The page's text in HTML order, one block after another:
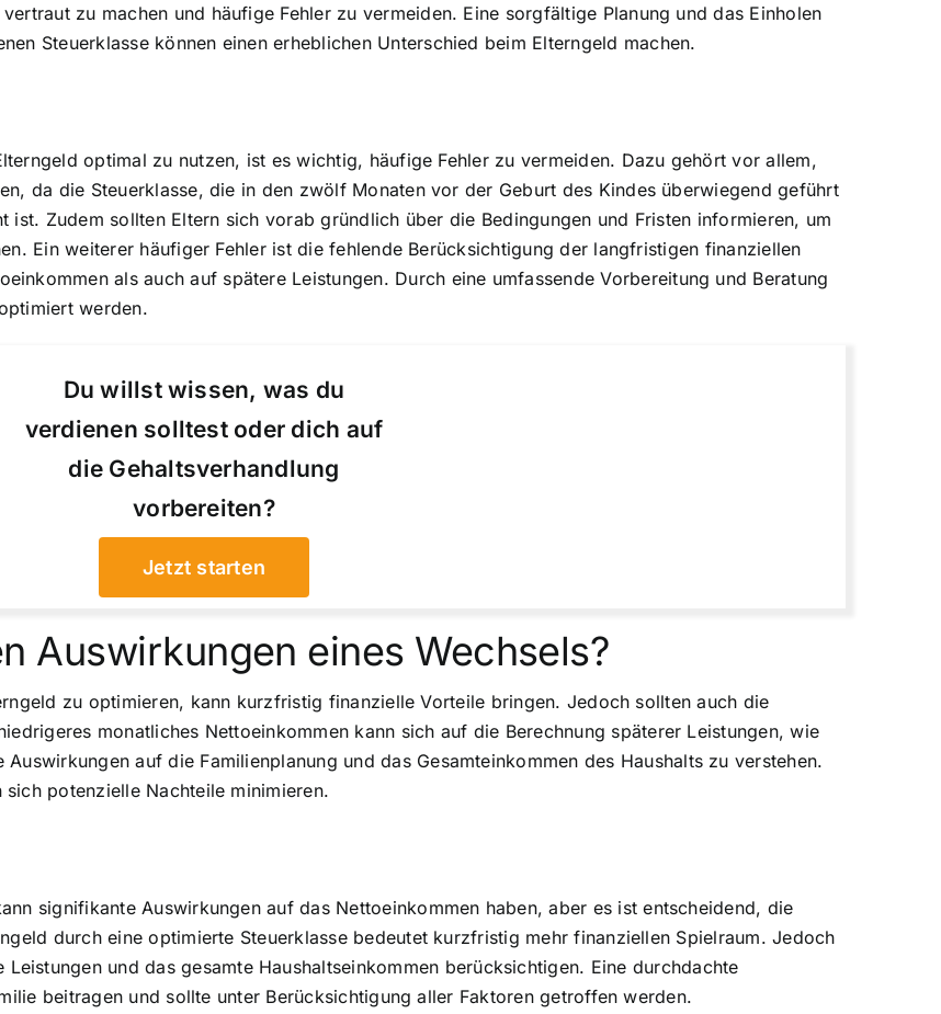
zu machen und häufige Fehler zu vermeiden. Eine sorgfältige Planung und das Einholen
Steuerklasse können einen erheblichen Unterschied beim Elterngeld machen.
optimal zu nutzen, ist es wichtig, häufige Fehler zu vermeiden. Dazu gehört vor allem,
da die Steuerklasse, die in den zwölf Monaten vor der Geburt des Kindes überwiegend geführt
ist. Zudem sollten Eltern sich vorab gründlich über die Bedingungen und Fristen informieren, um
Ein weiterer häufiger Fehler ist die fehlende Berücksichtigung der langfristigen finanziellen
als auch auf spätere Leistungen. Durch eine umfassende Vorbereitung und Beratung
werden.
Du willst wissen, was du
verdienen solltest oder dich auf
die Gehaltsverhandlung
vorbereiten?
Jetzt starten
Auswirkungen eines Wechsels?
zu optimieren, kann kurzfristig finanzielle Vorteile bringen. Jedoch sollten auch die
monatliches Nettoeinkommen kann sich auf die Berechnung späterer Leistungen, wie
auf die Familienplanung und das Gesamteinkommen des Haushalts zu verstehen.
potenzielle Nachteile minimieren.
signifikante Auswirkungen auf das Nettoeinkommen haben, aber es ist entscheidend, die
durch eine optimierte Steuerklasse bedeutet kurzfristig mehr finanziellen Spielraum. Jedoch
und das gesamte Haushaltseinkommen berücksichtigen. Eine durchdachte
beitragen und sollte unter Berücksichtigung aller Faktoren getroffen werden.